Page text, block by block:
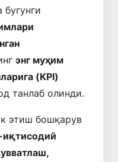
энг муҳим
(KPI)
танлаб олинди.
этиш бошқарув